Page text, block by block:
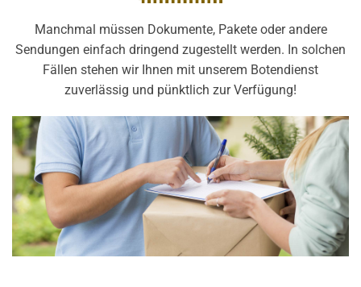
Manchmal müssen Dokumente, Pakete oder andere
Sendungen einfach dringend zugestellt werden. In solchen
Fällen stehen wir Ihnen mit unserem Botendienst
zuverlässig und pünktlich zur Verfügung!